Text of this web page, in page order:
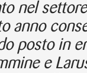
nel
anno
posto in
e